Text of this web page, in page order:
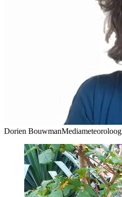
Dorien BouwmanMediameteoroloog